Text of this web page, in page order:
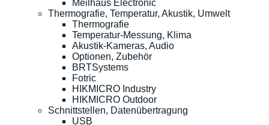
Meilhaus Electronic
Thermografie, Temperatur, Akustik, Umwelt
Thermografie
Temperatur-Messung, Klima
Akustik-Kameras, Audio
Optionen, Zubehör
BRTSystems
Fotric
HIKMICRO Industry
HIKMICRO Outdoor
Schnittstellen, Datenübertragung
USB